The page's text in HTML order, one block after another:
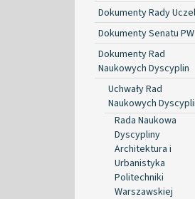
Dokumenty Rady
Dokumenty Senatu PW
Dokumenty Rad
Naukowych Dyscyplin
Uchwały Rad
Naukowych
Rada Naukowa
Dyscypliny
Architektura i
Urbanistyka
Politechniki
Warszawskiej